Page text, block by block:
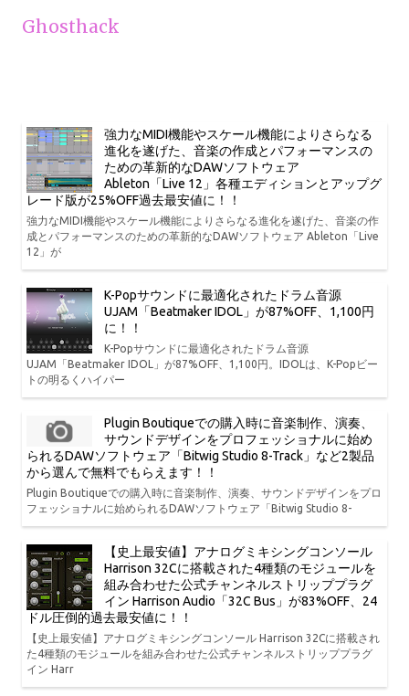
Ghosthack
強力なMIDI機能やスケール機能によりさらなる
進化を遂げた、音楽の作成とパフォーマンスの
ための革新的なDAWソフトウェア
Ableton「Live 12」各種エディションとアップグ
レード版が25%OFF過去最安値に！！
強力なMIDI機能やスケール機能によりさらなる進化を遂げた、音楽の作
成とパフォーマンスのための革新的なDAWソフトウェア Ableton「Live
12」が
K-Popサウンドに最適化されたドラム音源
UJAM「Beatmaker IDOL」が87%OFF、1,100円
に！！
K-Popサウンドに最適化されたドラム音源
UJAM「Beatmaker IDOL」が87%OFF、1,100円。IDOLは、K-Popビー
トの明るくハイパー
Plugin Boutiqueでの購入時に音楽制作、演奏、
サウンドデザインをプロフェッショナルに始め
られるDAWソフトウェア「Bitwig Studio 8-Track」など2製品
から選んで無料でもらえます！！
Plugin Boutiqueでの購入時に音楽制作、演奏、サウンドデザインをプロ
フェッショナルに始められるDAWソフトウェア「Bitwig Studio 8-
【史上最安値】アナログミキシングコンソール
Harrison 32Cに搭載された4種類のモジュールを
組み合わせた公式チャンネルストリッププラグ
イン Harrison Audio「32C Bus」が83%OFF、24
ドル圧倒的過去最安値に！！
【史上最安値】アナログミキシングコンソール Harrison 32Cに搭載され
た4種類のモジュールを組み合わせた公式チャンネルストリッププラグ
イン Harr